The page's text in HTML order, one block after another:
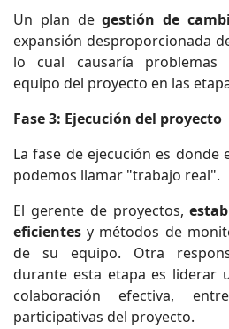
Un plan degestión de
expansión desproporcionada
lo cual causaría problemas
equipo del proyecto en las
Fase 3: Ejecución del proyecto
La fase de ejecución es donde
podemos llamar "trabajo real".
El gerente de proyectos,
eficientesy métodos de
de su equipo. Otra
durante esta etapa es liderar
colaboración efectiva,
participativas del proyecto.